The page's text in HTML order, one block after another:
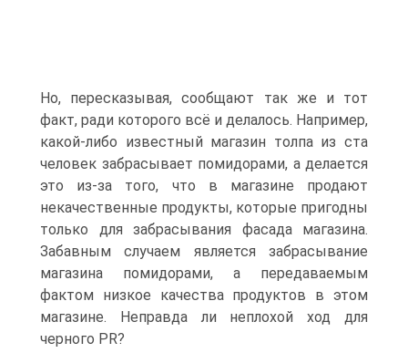
Но, пересказывая, сообщают так же и тот
факт, ради которого всё и делалось. Например,
какой-либо известный магазин толпа из ста
человек забрасывает помидорами, а делается
это из-за того, что в магазине продают
некачественные продукты, которые пригодны
только для забрасывания фасада магазина.
Забавным случаем является забрасывание
магазина помидорами, а передаваемым
фактом низкое качества продуктов в этом
магазине. Неправда ли неплохой ход для
черного PR?